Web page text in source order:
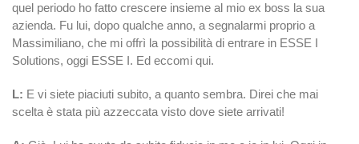
quel periodo ho fatto crescere insieme al mio ex boss la sua
azienda. Fu lui, dopo qualche anno, a segnalarmi proprio a
Massimiliano, che mi offrì la possibilità di entrare in ESSE I
Solutions, oggi ESSE I. Ed eccomi qui.
L: E vi siete piaciuti subito, a quanto sembra. Direi che mai
scelta è stata più azzeccata visto dove siete arrivati!